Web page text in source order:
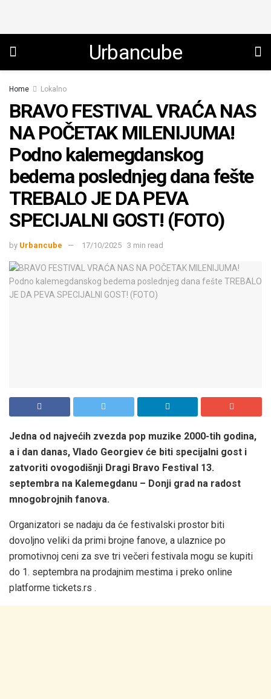
Urbancube
Home Lokalno
BRAVO FESTIVAL VRAĆA NAS
NA POČETAK MILENIJUMA!
Podno kalemegdanskog
bedema poslednjeg dana fešte
TREBALO JE DA PEVA
SPECIJALNI GOST! (FOTO)
by Urbancube 17/10/2025 3 min read
Jedna od najvećih zvezda pop muzike 2000-tih godina,
a i dan danas, Vlado Georgiev će biti specijalni gost i
zatvoriti ovogodišnji Dragi Bravo Festival 13.
septembra na Kalemegdanu – Donji grad na radost
mnogobrojnih fanova.
Organizatori se nadaju da će festivalski prostor biti
dovoljno veliki da primi brojne fanove, a ulaznice po
promotivnoj ceni za sve tri večeri festivala mogu se kupiti
do 1. septembra na prodajnim mestima i preko online
platforme tickets.rs .